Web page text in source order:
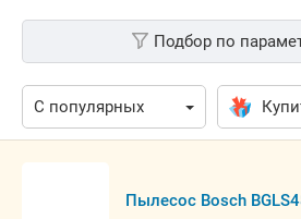
Подбор по
Пылесос Bosch